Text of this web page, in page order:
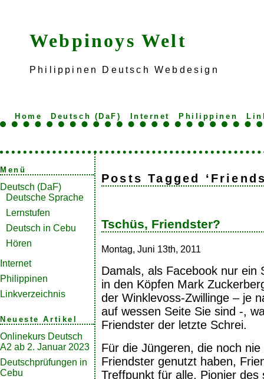
Webpinoys Welt
Philippinen Deutsch Webdesign
Home Deutsch (DaF) Internet Philippinen
Menü
Deutsch (DaF)
Deutsche Sprache
Lernstufen
Deutsch in Cebu
Hören
Internet
Philippinen
Linkverzeichnis
Neueste Artikel
Onlinekurs Deutsch
A2 ab 2. Januar 2023
Deutschprüfungen in
Cebu
Posts Tagged
Tschüs, Friendster?
Montag, Juni 13th, 2011
Damals, als Facebook nur ein
in den Köpfen Mark
der Winklevoss-Zwillinge – je
auf wessen Seite Sie sind -,
Friendster der letzte Schrei.
Für die Jüngeren, die noch nie
Friendster genutzt haben,
Treffpunkt für alle, Pionier des